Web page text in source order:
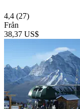
4,4 (27)
Från
38,37 US$